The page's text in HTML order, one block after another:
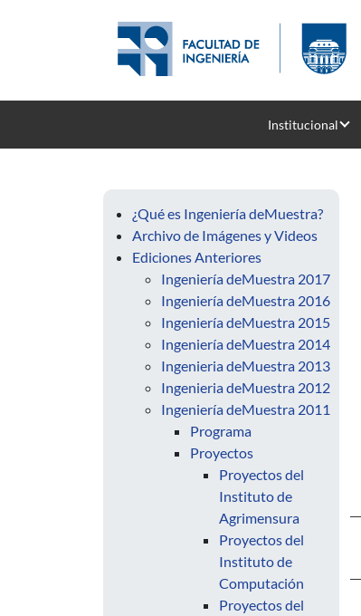
Institucional
¿Qué es Ingeniería deMuestra?
Archivo de Imágenes y Videos
Ediciones Anteriores
Ingeniería deMuestra 2017
Ingeniería deMuestra 2016
Ingeniería deMuestra 2015
Ingeniería deMuestra 2014
Ingenieria deMuestra 2013
Ingenieria deMuestra 2012
Ingeniería deMuestra 2011
Programa
Proyectos
Proyectos del
Instituto de
Agrimensura
Proyectos del
Instituto de
Computación
Proyectos del